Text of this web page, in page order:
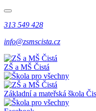
313 549 428
info@zsmscista.cz
ZŠ a MŠ Čistá
Základní a mateřská škola